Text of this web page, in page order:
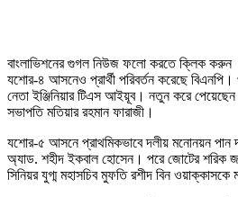
বাংলাভিশনের গুগল নিউজ ফলো করতে ক্লিক করুন
যশোর-৪ আসনেও প্রার্থী পরিবর্তন করেছে
নেতা ইঞ্জিনিয়ার টিএস আইয়ূব। নতুন করে
সভাপতি মতিয়ার রহমান ফারাজী।
যশোর-৫ আসনে প্রাথমিকভাবে দলীয় মনোনয়ন পান
অ্যাড. শহীদ ইকবাল হোসেন। পরে জোটের শরিক
সিনিয়র যুগ্ম মহাসচিব মুফতি রশীদ বিন